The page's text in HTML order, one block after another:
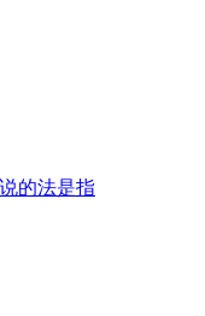
的法是指